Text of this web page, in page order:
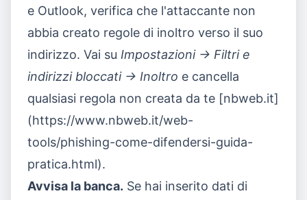
e Outlook, verifica che l'attaccante non
abbia creato regole di inoltro verso il suo
indirizzo. Vai su Impostazioni → Filtri e
indirizzi bloccati → Inoltro e cancella
qualsiasi regola non creata da te [nbweb.it]
(https://www.nbweb.it/web-
tools/phishing-come-difendersi-guida-
pratica.html).
Avvisa la banca. Se hai inserito dati di